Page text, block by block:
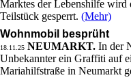
Marktes der Lebenshilfe wird
Teilstück gesperrt. (Mehr)
Wohnmobil besprüht
18.11.25 NEUMARKT. In der
Unbekannter ein Graffiti auf
Mariahilfstraße in Neumarkt